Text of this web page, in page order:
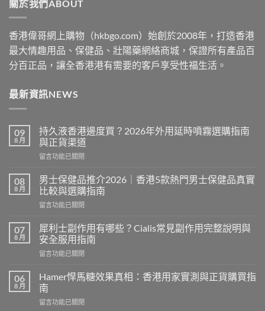
關於我們ABOUT
香港偉哥網上購物（hkbgo.com）始創於2008年，打造香港
最大情趣用品、保健品、壯陽藥網絡商城，保證所有產品百
分百正品，讓全香港港有需要的客戶享受性福生活。
最新資訊NEWS
09
8 月
持久液香港邊度買？2026年外用延時噴霧選購指南
與正貨渠道
在
久
液
香
港
度
買？
2026
年
用
延
噴
留言功能已關閉
08
8 月
男士保健品推介2026｜香港5款熱門男士保健品真實
比較與選購指南
在
士
保
健
品
介
2026
｜
香
留言功能已關閉
07
8 月
犀利士副作用有哪些？Cialis常見副作用完整說明與
安全服用指南
在
利
士
副
作
留言功能已關閉
06
8 月
Hamer悍馬糖效果真相：香港用家實測與正貨購買指
南
在
留言功能已關閉